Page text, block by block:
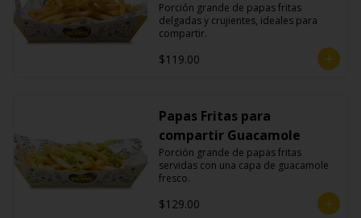
Porción grande de papas fritas
delgadas y crujientes, ideales para
compartir.
$119.00
Papas Fritas para
compartir Guacamole
Porción grande de papas fritas
servidas con una capa de guacamole
fresco.
$129.00